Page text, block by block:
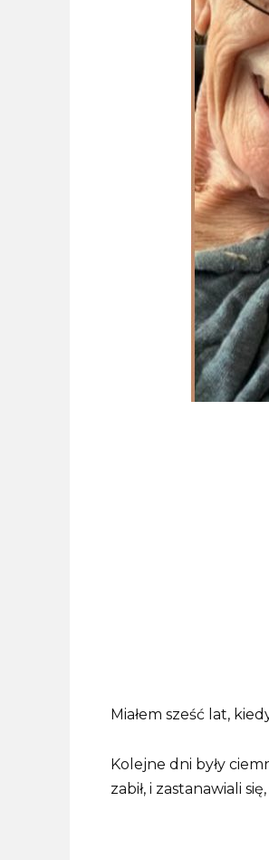
Miałem sześć lat,
Kolejne dni były
zabił, i zastanawiali